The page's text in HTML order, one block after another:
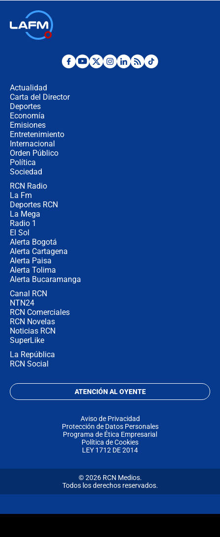
¿Por qué De la Espriella gobernará
Actualidad
Carta del Director
Deportes
Economía
Emisiones
Entretenimiento
Internacional
Orden Público
Política
Sociedad
RCN Radio
La Fm
Deportes RCN
La Mega
Radio 1
El Sol
Alerta Bogotá
Alerta Cartagena
Alerta Paisa
Alerta Tolima
Alerta Bucaramanga
Canal RCN
NTN24
RCN Comerciales
RCN Novelas
Noticias RCN
SuperLike
La República
RCN Social
ATENCIÓN AL OYENTE
Aviso de Privacidad
Protección de Datos Personales
Programa de Ética Empresarial
Política de Cookies
LEY 1712 DE 2014
© 2026 RCN Medios.
Todos los derechos reservados.